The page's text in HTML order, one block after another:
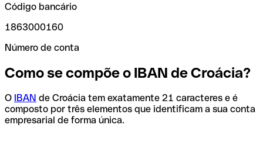
Código bancário
1863000160
Número de conta
Como se compõe o IBAN de Croácia?
O IBAN de Croácia tem exatamente 21 caracteres e é
composto por três elementos que identificam a sua conta
empresarial de forma única.